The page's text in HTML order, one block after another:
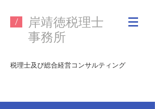
/
​岸靖徳税理士
事務所
税理士及び総合経営コンサルティング